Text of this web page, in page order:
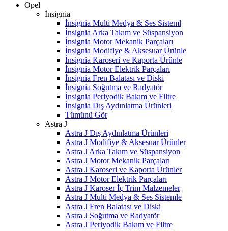
Opel
İnsignia
İnsignia Multi Medya & Ses Sisteml
İnsignia Arka Takım ve Süspansiyon
İnsignia Motor Mekanik Parçaları
İnsignia Modifiye & Aksesuar Ürünle
İnsignia Karoseri ve Kaporta Ürünle
İnsignia Motor Elektrik Parçaları
İnsignia Fren Balatası ve Diski
İnsignia Soğutma ve Radyatör
İnsignia Periyodik Bakım ve Filtre
İnsignia Dış Aydınlatma Ürünleri
Tümünü Gör
Astra J
Astra J Dış Aydınlatma Ürünleri
Astra J Modifiye & Aksesuar Ürünler
Astra J Arka Takım ve Süspansiyon
Astra J Motor Mekanik Parçaları
Astra J Karoseri ve Kaporta Ürünler
Astra J Motor Elektrik Parçaları
Astra J Karoser İç Trim Malzemeler
Astra J Multi Medya & Ses Sistemle
Astra J Fren Balatası ve Diski
Astra J Soğutma ve Radyatör
Astra J Periyodik Bakım ve Filtre